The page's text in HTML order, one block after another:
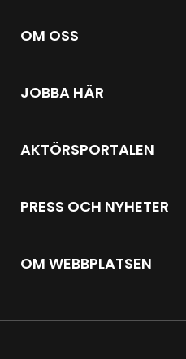
OM OSS
JOBBA HÄR
AKTÖRSPORTALEN
PRESS OCH NYHETER
OM WEBBPLATSEN